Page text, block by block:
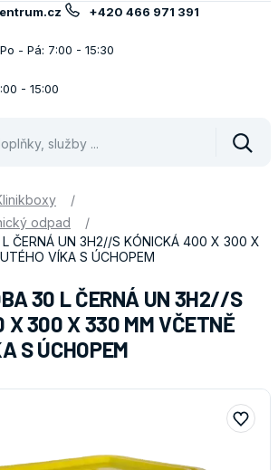
+420 466 971 391
Po - Pá: 7:00 - 15:30
- 15:00
/
odpad
/
L ČERNÁ UN 3H2//S KÓNICKÁ 400 X 300 X
VÍKA S ÚCHOPEM
30 L ČERNÁ UN 3H2//S
X 300 X 330 MM VČETNĚ
S ÚCHOPEM